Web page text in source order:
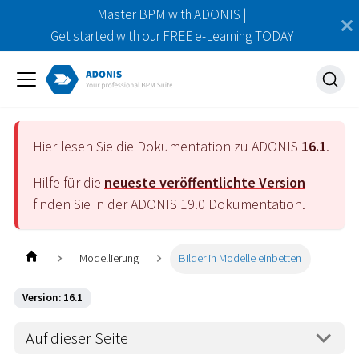
Master BPM with ADONIS |
Get started with our FREE e-Learning TODAY
Hier lesen Sie die Dokumentation zu ADONIS 16.1.
Hilfe für die neueste veröffentlichte Version
finden Sie in der ADONIS 19.0 Dokumentation.
Modellierung Bilder in Modelle einbetten
Version: 16.1
Auf dieser Seite